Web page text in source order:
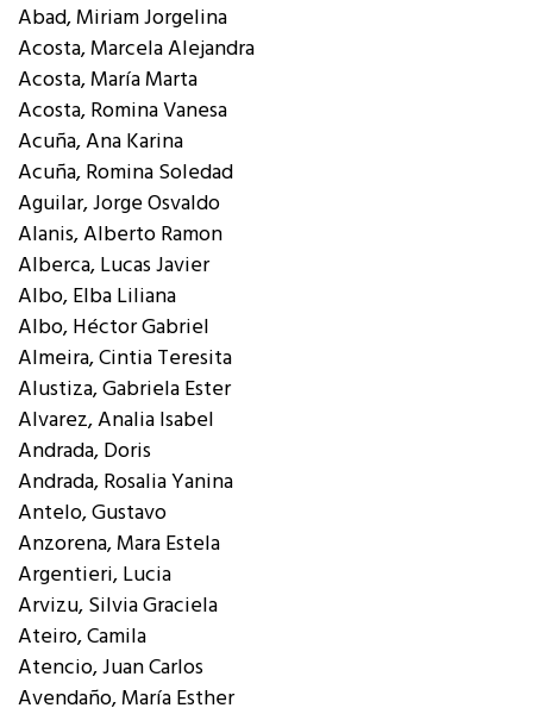
Abad, Miriam Jorgelina
Acosta, Marcela Alejandra
Acosta, María Marta
Acosta, Romina Vanesa
Acuña, Ana Karina
Acuña, Romina Soledad
Aguilar, Jorge Osvaldo
Alanis, Alberto Ramon
Alberca, Lucas Javier
Albo, Elba Liliana
Albo, Héctor Gabriel
Almeira, Cintia Teresita
Alustiza, Gabriela Ester
Alvarez, Analia Isabel
Andrada, Doris
Andrada, Rosalia Yanina
Antelo, Gustavo
Anzorena, Mara Estela
Argentieri, Lucia
Arvizu, Silvia Graciela
Ateiro, Camila
Atencio, Juan Carlos
Avendaño, María Esther